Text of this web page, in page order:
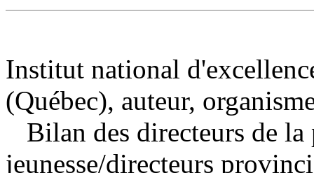
Institut national
(Québec), auteur,
Bilan des directeurs de
jeunesse/directeurs